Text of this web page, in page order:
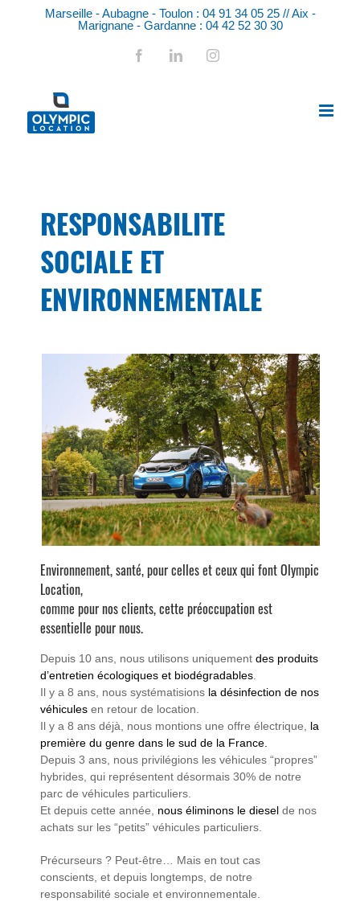
Marseille - Aubagne - Toulon : 04 91 34 05 25 // Aix -
Marignane - Gardanne : 04 42 52 30 30
FacebookLinkedInInstagram
RESPONSABILITE
SOCIALE ET
ENVIRONNEMENTALE
Environnement, santé, pour celles et ceux qui font Olympic
Location,
comme pour nos clients, cette préoccupation est
essentielle pour nous.
Depuis 10 ans, nous utilisons uniquement des produits
d’entretien écologiques et biodégradables.
Il y a 8 ans, nous systématisions la désinfection de nos
véhiculesen retour de location.
Il y a 8 ans déjà, nous montions une offre électrique, la
première du genre dans le sud de la France.
Depuis 3 ans, nous privilégions les véhicules “propres”
hybrides, qui représentent désormais 30% de notre
parc de véhicules particuliers.
Et depuis cette année, nous éliminons le dieselde nos
achats sur les “petits” véhicules particuliers.
Précurseurs ? Peut-être… Mais en tout cas
conscients, et depuis longtemps, de notre
responsabilité sociale et environnementale.